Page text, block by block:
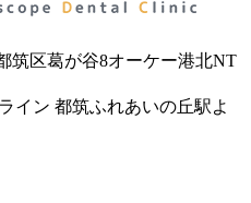
筑区葛が谷8オーケー港北NT
イン 都筑ふれあいの丘駅よ